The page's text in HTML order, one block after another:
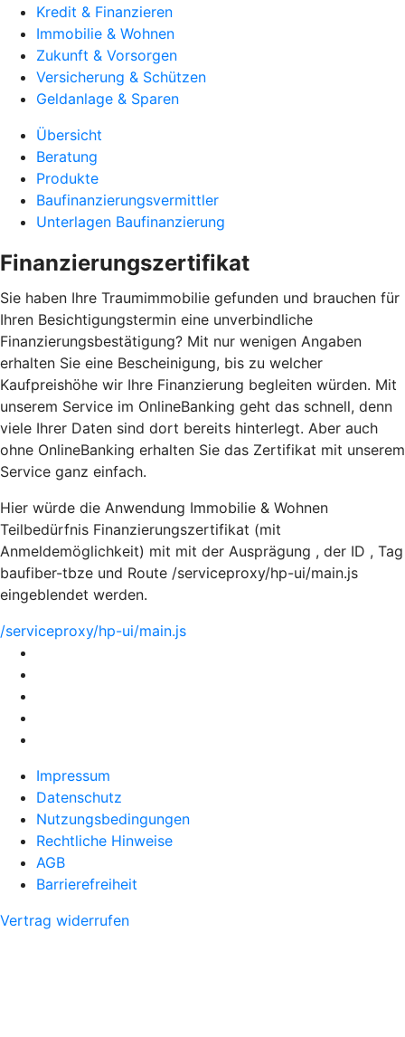
Kredit & Finanzieren
Immobilie & Wohnen
Zukunft & Vorsorgen
Versicherung & Schützen
Geldanlage & Sparen
Übersicht
Beratung
Produkte
Baufinanzierungsvermittler
Unterlagen Baufinanzierung
Finanzierungszertifikat
Sie haben Ihre Traumimmobilie gefunden und brauchen für
Ihren Besichtigungstermin eine unverbindliche
Finanzierungsbestätigung? Mit nur wenigen Angaben
erhalten Sie eine Bescheinigung, bis zu welcher
Kaufpreishöhe wir Ihre Finanzierung begleiten würden. Mit
unserem Service im OnlineBanking geht das schnell, denn
viele Ihrer Daten sind dort bereits hinterlegt. Aber auch
ohne OnlineBanking erhalten Sie das Zertifikat mit unserem
Service ganz einfach.
Hier würde die Anwendung Immobilie & Wohnen
Teilbedürfnis Finanzierungszertifikat (mit
Anmeldemöglichkeit) mit mit der Ausprägung , der ID , Tag
baufiber-tbze und Route /serviceproxy/hp-ui/main.js
eingeblendet werden.
/serviceproxy/hp-ui/main.js
Impressum
Datenschutz
Nutzungsbedingungen
Rechtliche Hinweise
AGB
Barrierefreiheit
Vertrag widerrufen